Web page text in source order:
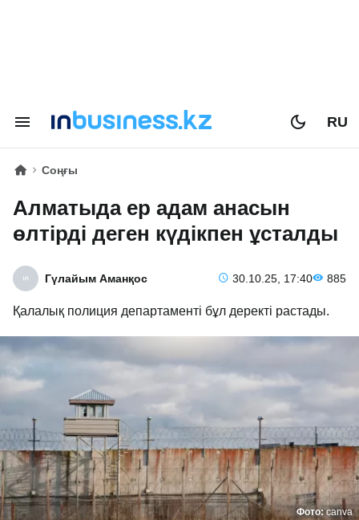
RU
Соңғы
Алматыда ер адам анасын
өлтірді деген күдікпен ұсталды
Гүлайым Аманқос 30.10.25, 17:40 885
Қалалық полиция департаменті бұл деректі растады.
Фото:canva